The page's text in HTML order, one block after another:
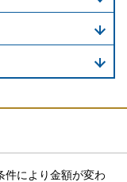
件により金額が変わ